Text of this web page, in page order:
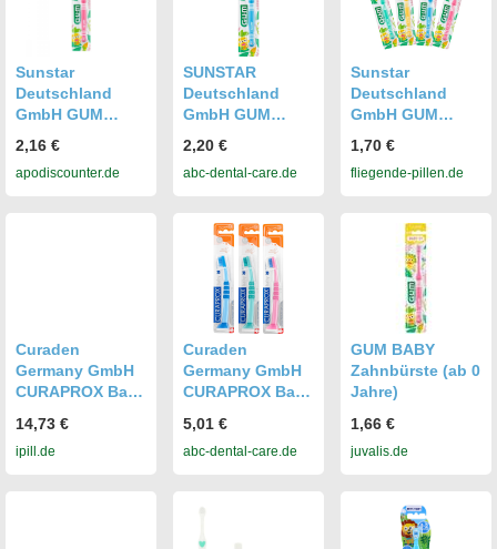
Sunstar
Deutschland
GmbH GUM
Zahnbürste (ab 0
Jahre) 16914009
2,16 €
apodiscounter.de
SUNSTAR
Deutschland
GmbH GUM
Zahnbürste
extraweich (0-2
2,20 €
abc-dental-care.de
Sunstar
Deutschland
GmbH GUM
Zahnbürste 0-2
Jahre 1 St.
1,70 €
fliegende-pillen.de
Curaden
Germany GmbH
CURAPROX Baby
Jahre blau 2 St
16587579
14,73 €
ipill.de
Curaden
Germany GmbH
CURAPROX Baby
soft, 0 - 4 Jahre,
1 Stück
5,01 €
abc-dental-care.de
GUM BABY
Zahnbürste (ab 0
Jahre)
1,66 €
juvalis.de